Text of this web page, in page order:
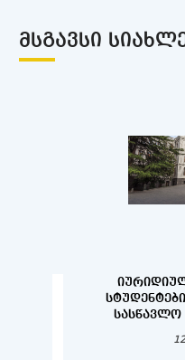
ᲛᲡᲒᲐᲕᲡᲘ
ᲡᲐᲡᲬᲐᲕᲚᲝ